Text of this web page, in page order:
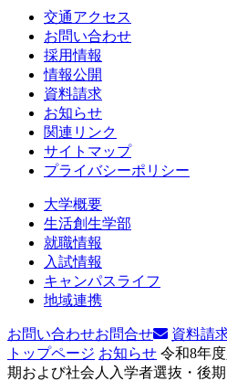
交通アクセス
お問い合わせ
採用情報
情報公開
資料請求
お知らせ
関連リンク
サイトマップ
プライバシーポリシー
大学概要
生活創生学部
就職情報
入試情報
キャンパスライフ
地域連携
お問い合わせお問合せ
資料請
トップページ お知らせ 令和8年
期および社会人入学者選抜・後